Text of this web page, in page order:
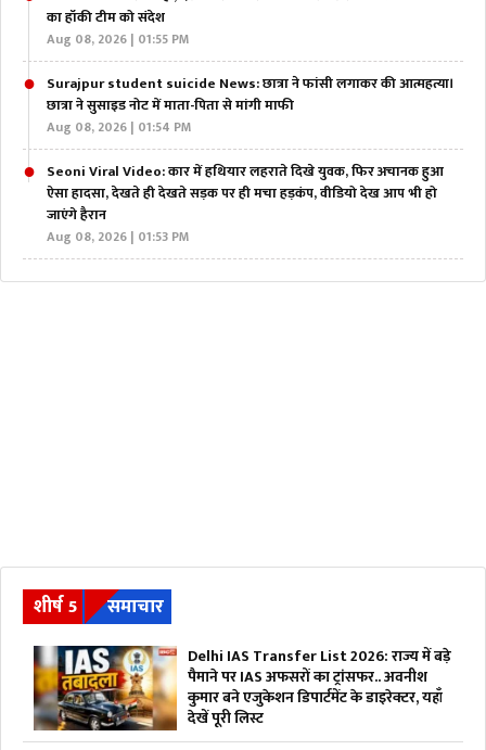
का हॉकी टीम को संदेश
Aug 08, 2026 | 01:55 PM
Surajpur student suicide News: छात्रा ने फांसी लगाकर की आत्महत्या।
छात्रा ने सुसाइड नोट में माता-पिता से मांगी माफी
Aug 08, 2026 | 01:54 PM
Seoni Viral Video: कार में हथियार लहराते दिखे युवक, फिर अचानक हुआ
ऐसा हादसा, देखते ही देखते सड़क पर ही मचा हड़कंप, वीडियो देख आप भी हो
जाएंगे हैरान
Aug 08, 2026 | 01:53 PM
शीर्ष 5 समाचार
Delhi IAS Transfer List 2026: राज्य में बड़े
पैमाने पर IAS अफसरों का ट्रांसफर.. अवनीश
कुमार बने एजुकेशन डिपार्टमेंट के डाइरेक्टर, यहाँ
देखें पूरी लिस्ट